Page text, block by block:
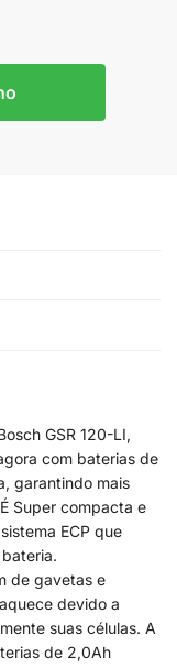
GSR 120-LI,
com baterias de
garantindo mais
Super compacta e
ECP que
de gavetas e
devido a
suas células. A
de 2,0Ah